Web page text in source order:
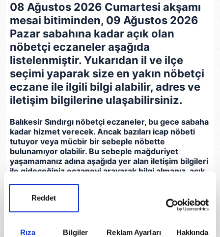
Rıza Bilgiler Reklam Ayarları Hakkında
Reddet
08 Ağustos 2026 Cumartesi akşamı
mesai bitiminden, 09 Ağustos 2026
Pazar sabahına kadar açık olan
nöbetçi eczaneler aşağıda
listelenmiştir. Yukarıdan il ve ilçe
seçimi yaparak size en yakın nöbetçi
eczane ile ilgili bilgi alabilir, adres ve
iletişim bilgilerine ulaşabilirsiniz.
Balıkesir Sındırgı nöbetçi eczaneler, bu gece sabaha
kadar hizmet verecek. Ancak bazıları icap nöbeti
tutuyor veya mücbir bir sebeple nöbette
bulunamıyor olabilir. Bu sebeple mağduriyet
yaşamamanız adına aşağıda yer alan iletişim bilgileri
ile gideceğiniz eczaneyi arayarak bilgi almanız, açık
İletişim Bilgileri
Kamil Eczanesi